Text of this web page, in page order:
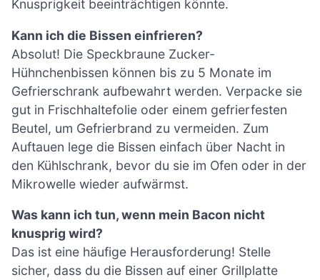
Knusprigkeit beeinträchtigen könnte.
Kann ich die Bissen einfrieren?
Absolut! Die Speckbraune Zucker-
Hühnchenbissen können bis zu 5 Monate im
Gefrierschrank aufbewahrt werden. Verpacke sie
gut in Frischhaltefolie oder einem gefrierfesten
Beutel, um Gefrierbrand zu vermeiden. Zum
Auftauen lege die Bissen einfach über Nacht in
den Kühlschrank, bevor du sie im Ofen oder in der
Mikrowelle wieder aufwärmst.
Was kann ich tun, wenn mein Bacon nicht
knusprig wird?
Das ist eine häufige Herausforderung! Stelle
sicher, dass du die Bissen auf einer Grillplatte